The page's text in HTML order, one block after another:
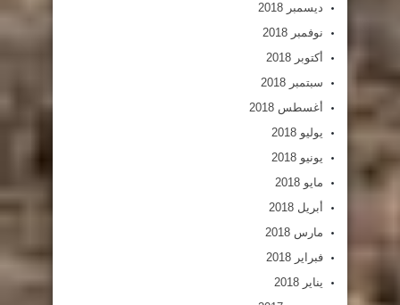
ديسمبر 2018
نوفمبر 2018
أكتوبر 2018
سبتمبر 2018
أغسطس 2018
يوليو 2018
يونيو 2018
مايو 2018
أبريل 2018
مارس 2018
فبراير 2018
يناير 2018